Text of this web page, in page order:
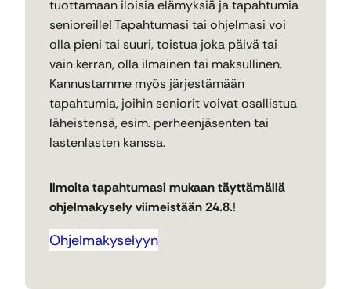
tuottamaan iloisia elämyksiä ja tapahtumia
senioreille! Tapahtumasi tai ohjelmasi voi
olla pieni tai suuri, toistua joka päivä tai
vain kerran, olla ilmainen tai maksullinen.
Kannustamme myös järjestämään
tapahtumia, joihin seniorit voivat osallistua
läheistensä, esim. perheenjäsenten tai
lastenlasten kanssa.
Ilmoita tapahtumasi mukaan täyttämällä
ohjelmakysely viimeistään 24.8.!
Ohjelmakyselyyn